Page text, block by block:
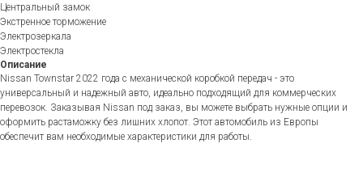
Центральный замок
Экстренное торможение
Электрозеркала
Электростекла
Описание
Nissan Townstar 2022 года с механической коробкой передач - это
универсальный и надежный авто, идеально подходящий для коммерческих
перевозок. Заказывая Nissan под заказ, вы можете выбрать нужные опции и
оформить растаможку без лишних хлопот. Этот автомобиль из Европы
обеспечит вам необходимые характеристики для работы.